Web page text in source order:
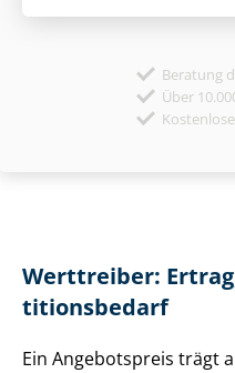
Beratung
Über
Werttreiber:
ti­ti­ons­be­darf
Ein Angebotspreis trägt